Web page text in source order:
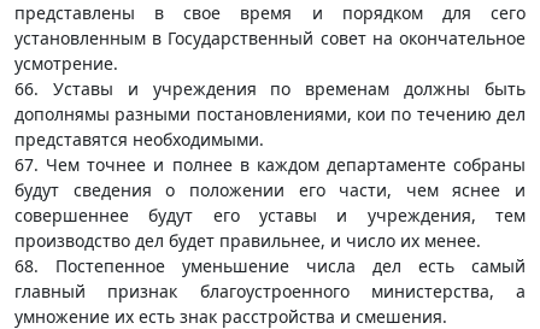
представлены в свое время и порядком для сего
установленным в Государственный совет на окончательное
усмотрение.
66. Уставы и учреждения по временам должны быть
дополнямы разными постановлениями, кои по течению дел
представятся необходимыми.
67. Чем точнее и полнее в каждом департаменте собраны
будут сведения о положении его части, чем яснее и
совершеннее будут его уставы и учреждения, тем
производство дел будет правильнее, и число их менее.
68. Постепенное уменьшение числа дел есть самый
главный признак благоустроенного министерства, а
умножение их есть знак расстройства и смешения.